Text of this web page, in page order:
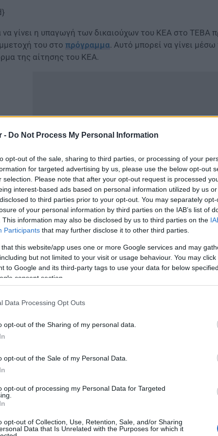
- Do Not Process My Personal Information
opt-out of the sale, sharing to third parties, or processing of your
for targeted advertising by us, please use the below opt-out
selection. Please note that after your opt-out request is processed
interest-based ads based on personal information utilized by us
to third parties prior to your opt-out. You may separately
of your personal information by third parties on the IAB’s list of
This information may also be disclosed by us to third parties on the
Participants that may further disclose it to other third parties.
that this website/app uses one or more Google services and may
but not limited to your visit or usage behaviour. You may
to Google and its third-party tags to use your data for below
consent section.
Data Processing Opt Outs
opt-out of the Sharing of my personal data.
opt-out of the Sale of my Personal Data.
opt-out of processing my Personal Data for Targeted
opt-out of Collection, Use, Retention, Sale, and/or Sharing
Data that Is Unrelated with the Purposes for which it
να γίνει η υπαγωγή των δικαιούχων του ΚΕΑ στο ΤΕΒΑ
του στο πρόγραμμα. Αυτό μπορεί να γίνει
της αίτησης του ΚΕΑ.
και οι ήδη δικαιούχοι του ΚΕΑ πρέπει
από όπου επιθυμούν να εξυπηρετούνται, από
του ΚΕΑ.
να δηλωθεί η ένταξη στο ΤΕΒΑ απαιτείται
υπαλλήλων των Δήμων και των ΚΕΠ,
Υπηρεσία του Δήμου Θηβαίων ενημερώνει
στα ΤΕΒΑ, να ακολουθήσουν την συγκεκριμένη
στο Τμήμα Κοινωνικής Προστασίας Δήμου
Αυξάνονται οι δικαιούχοι – Δουλειά για 45.000